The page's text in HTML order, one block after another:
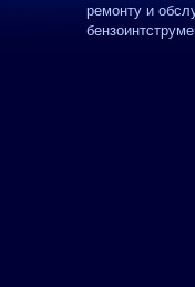
ремонту и